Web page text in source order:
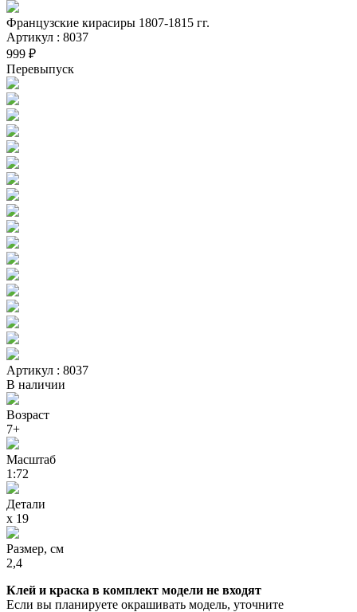
Французские кирасиры 1807-1815 гг.
Артикул : 8037
999 ₽
Перевыпуск
Артикул : 8037
В наличии
Возраст
7+
Масштаб
1:72
Детали
х 19
Размер, см
2,4
Клей и краска в комплект модели не входят
Если вы планируете окрашивать модель, уточните